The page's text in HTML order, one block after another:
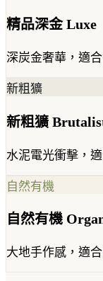
精品深金 Luxe
深炭金奢華，適
新粗獷
新粗獷
水泥電光衝擊，
自然有機
自然有機
大地手作感，適